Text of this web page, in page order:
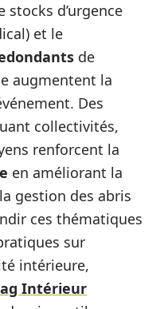
d’urgence
et le
de
augmentent la
Des
collectivités,
renforcent la
en améliorant la
gestion des abris
ces thématiques
sur
intérieure,
Intérieur